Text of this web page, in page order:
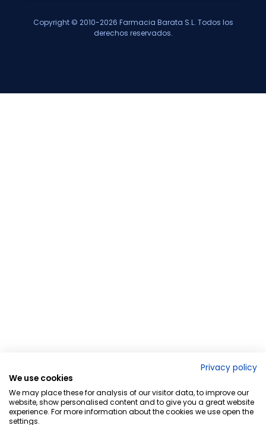
Copyright © 2010-2026 Farmacia Barata S.L. Todos los
derechos reservados.
Privacy policy
We use cookies
We may place these for analysis of our visitor data, to improve our
website, show personalised content and to give you a great website
experience. For more information about the cookies we use open the
settings.